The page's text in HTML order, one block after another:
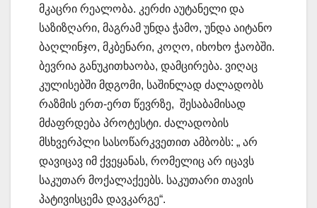
მკაცრი რეალობა. კერძი აუტანელი და
საზიზღარი, მაგრამ უნდა ჭამო, უნდა აიტანო
ბაღლინჯო, მკბენარი, კოღო, იხოხო ჭაობში.
ბევრია განუკითხაობა, დამცირება. ვიღაც
კულისებში მდგომი, საშინლად ძალადობს
რაზმის ერთ-ერთ წევრზე, შესაბამისად
მძაფრდება პროტესტი. ძალადობის
მსხვერპლი სასოწარკვეთით ამბობს: „ არ
დავიცავ იმ ქვეყანას, რომელიც არ იცავს
საკუთარ მოქალაქეებს. საკუთარი თავის
პატივისცემა დავკარგე“.